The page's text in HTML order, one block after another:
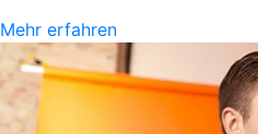
Mehr erfahren